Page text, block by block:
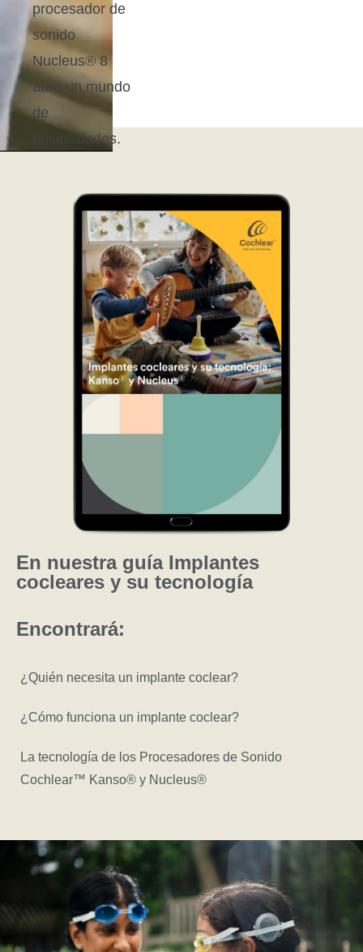
procesador de
sonido
Nucleus® 8
abre un mundo
de
posibilidades.
En nuestra guía Implantes
cocleares y su tecnología
Encontrará:
¿Quién necesita un implante coclear?
¿Cómo funciona un implante coclear?
La tecnología de los Procesadores de Sonido
Cochlear™ Kanso® y Nucleus®